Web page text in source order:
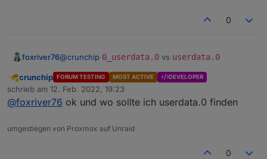
0
foxriver76@crunchip 0_userdata.0 vs userdata.0
Abwesend
crunchip FORUM TESTING MOST ACTIVE DEVELOPER
schrieb am 12. Feb. 2022, 19:23
zuletzt editiert von
@foxriver76 ok und wo sollte ich userdata.0 finden
umgestiegen von Proxmox auf Unraid
0